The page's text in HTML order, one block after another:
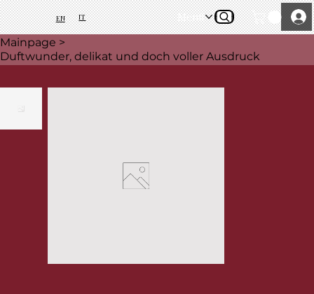
EN IT Menü
Mainpage >
Duftwunder, delikat und doch voller Ausdruck